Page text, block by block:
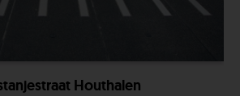
Houthalen